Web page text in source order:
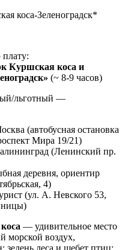
коса-Зеленоградск*
Куршская коса и
(~ 8-9 часов)
льготный —
(автобусная остановка
Мира 19/21)
(Ленинский пр.
деревня, ориентир
4)
(ул. А. Невского 53,
— удивительное место
морской воздух,
леса и щебет птиц;